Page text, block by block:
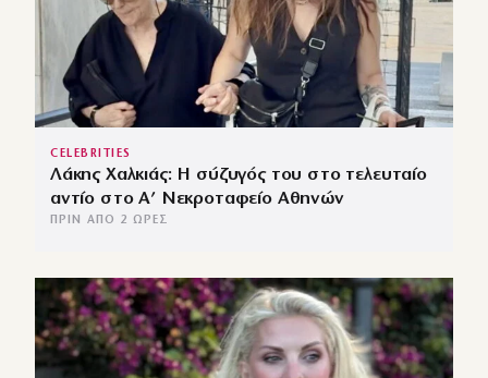
CELEBRITIES
Λάκης Χαλκιάς: Η σύζυγός του στο τελευταίο
αντίο στο Α’ Νεκροταφείο Αθηνών
ΠΡΙΝ ΑΠΌ 2 ΏΡΕΣ